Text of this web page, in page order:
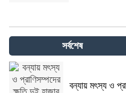
সর্বশেষ
বন্যায় মৎস্য ও